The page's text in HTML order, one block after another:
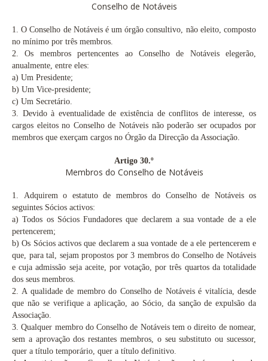
Conselho de Notáveis
1.
O Conselho de Notáveis é um órgão consultivo, não eleito, composto
no mínimo por três membros.
2.
Os membros pertencentes ao Conselho de Notáveis elegerão,
anualmente, entre eles:
a) Um Presidente;
b) Um Vice-presidente;
c) Um Secretário.
3.
Devido à eventualidade de existência de conflitos de interesse, os
cargos eleitos no Conselho de Notáveis não poderão ser ocupados por
membros que exerçam cargos no Órgão da Direcção da Associação.
Artigo 30.º
Membros do Conselho de Notáveis
1.
Adquirem o estatuto de membros do Conselho de Notáveis os
seguintes Sócios activos:
a) Todos os Sócios Fundadores que declarem a sua vontade de a ele
pertencerem;
b) Os Sócios activos que declarem a sua vontade de a ele pertencerem e
que, para tal, sejam propostos por 3 membros do Conselho de Notáveis
e cuja admissão seja aceite, por votação, por três quartos da totalidade
dos seus membros.
2.
A qualidade de membro do Conselho de Notáveis é vitalícia, desde
que não se verifique a aplicação, ao Sócio, da sanção de expulsão da
Associação.
3. Qualquer membro do Conselho de Notáveis tem o direito de nomear,
sem a aprovação dos restantes membros, o seu substituto ou sucessor,
quer a título temporário, quer a título definitivo.